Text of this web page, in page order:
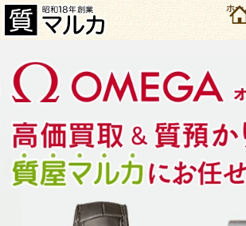
大阪・豊中市のお客様よりオメガ スピードマスター ブロードアロ
しました。オメガ 時計の買取＆質預かり・質入れは大阪・豊中の
（2024年6月時点の価格です）
ホー